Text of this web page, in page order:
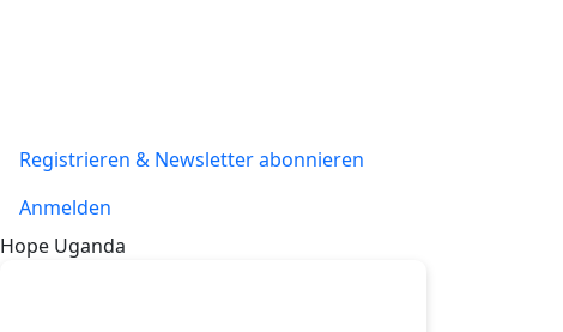
Registrieren & Newsletter abonnieren
Anmelden
Hope Uganda